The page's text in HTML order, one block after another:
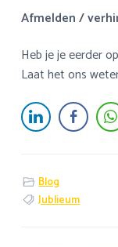
Afmelden /
Heb je je eerder
Laat het ons
Blog
Jublieum